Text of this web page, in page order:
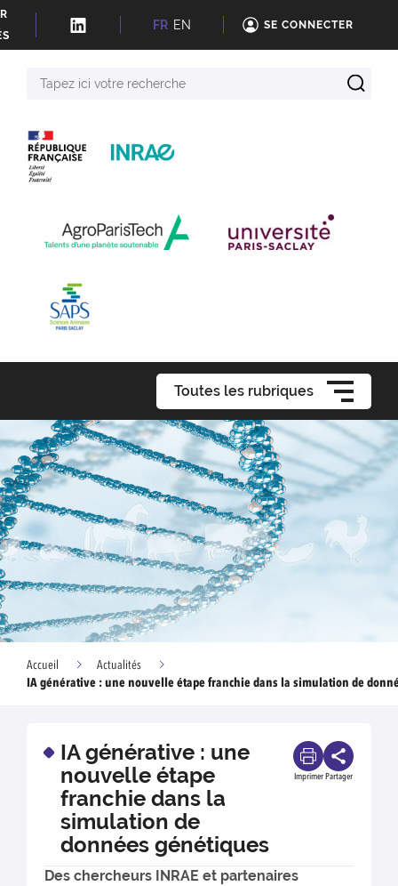
FR EN SE CONNECTER
Toutes les rubriques
Accueil
Actualités
IA générative : une nouvelle étape franchie dans la simulation de
IA générative : une
nouvelle étape
franchie dans la
simulation de
données génétiques
Imprimer Partager
Des chercheurs INRAE et partenaires